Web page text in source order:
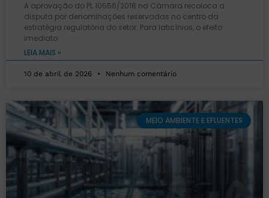
A aprovação do PL 10556/2018 na Câmara recoloca a
disputa por denominações reservadas no centro da
estratégia regulatória do setor. Para laticínios, o efeito
imediato
LEIA MAIS »
10 de abril de 2026 Nenhum comentário
MEIO AMBIENTE E EFLUENTES